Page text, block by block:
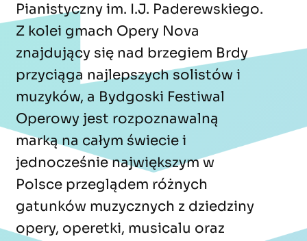
Pianistyczny im. I.J. Paderewskiego.
Z kolei gmach Opery Nova
znajdujący się nad brzegiem Brdy
przyciąga najlepszych solistów i
muzyków, a Bydgoski Festiwal
Operowy jest rozpoznawalną
marką na całym świecie i
jednocześnie największym w
Polsce przeglądem różnych
gatunków muzycznych z dziedziny
opery, operetki, musicalu oraz